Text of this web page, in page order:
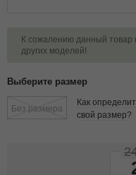
К сожалению данный товар
других моделей!
Выберите размер
Без размера
Как
свой размер?